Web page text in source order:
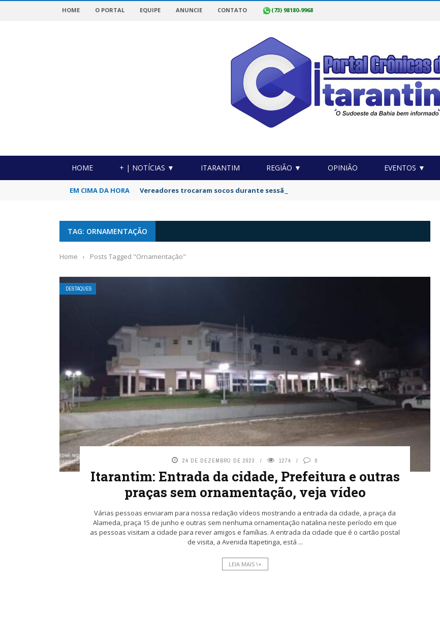
DA REGIÃO!
HOME O PORTAL EQUIPE ANUNCIE CONTATO (73) 98180-9968
HOME + | NOTÍCIAS ▼ ITARANTIM REGIÃO ▼ OPINIÃO EVENTOS ▼
EM CIMA DA HORA Vereadores trocaram socos durante sessão em cidade da Bahia após debate acalorado
TAG: ORNAMENTAÇÃO
Home › Posts Tagged "Ornamentação"
DESTAQUES
24 DE DEZEMBRO DE 2023 1274 0
Itarantim: Entrada da cidade, Prefeitura e outras
praças sem ornamentação, veja vídeo
Várias pessoas enviaram para nossa redação vídeos mostrando a entrada da cidade, a praça da
Alameda, praça 15 de junho e outras sem nenhuma ornamentação natalina neste período em que
as pessoas visitam a cidade para rever amigos e famílias. A entrada da cidade que é o cartão postal
de visita, a Avenida Itapetinga, está ...
LEIA MAIS \+